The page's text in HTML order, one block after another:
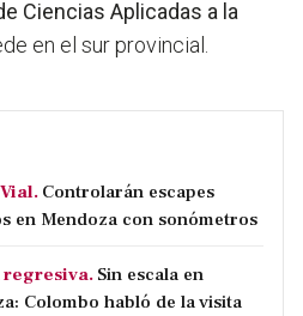
Ciencias Aplicadas a la
en el sur provincial.
Controlarán escapes
en Mendoza con sonómetros
regresiva.Sin escala en
Colombo habló de la visita